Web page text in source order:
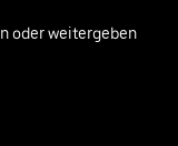
oder weitergeben